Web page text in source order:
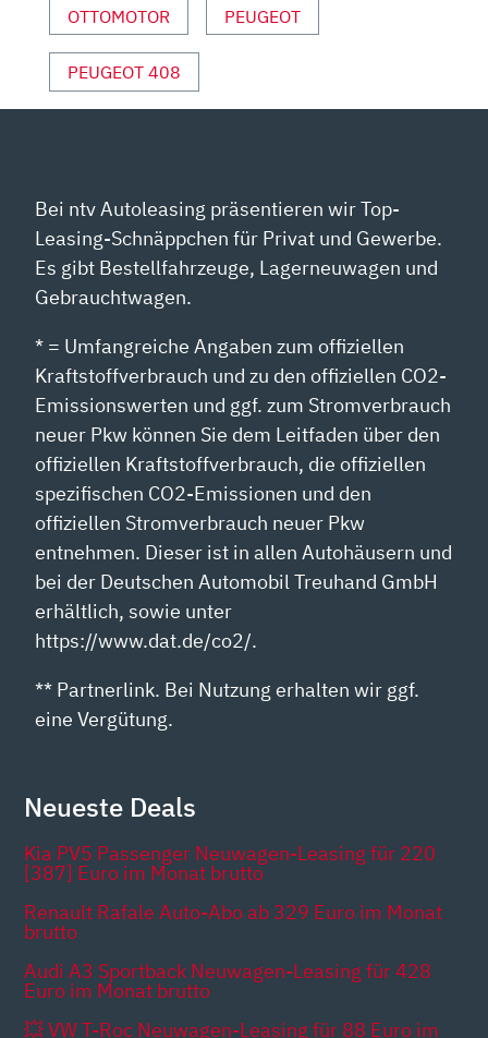
ANZEIGEN
OTTOMOTOR PEUGEOT
PEUGEOT 408
Bei ntv Autoleasing präsentieren wir Top-
Leasing-Schnäppchen für Privat und Gewerbe.
Es gibt Bestellfahrzeuge, Lagerneuwagen und
Gebrauchtwagen.
* = Umfangreiche Angaben zum offiziellen
Kraftstoffverbrauch und zu den offiziellen CO2-
Emissionswerten und ggf. zum Stromverbrauch
neuer Pkw können Sie dem Leitfaden über den
offiziellen Kraftstoffverbrauch, die offiziellen
spezifischen CO2-Emissionen und den
offiziellen Stromverbrauch neuer Pkw
entnehmen. Dieser ist in allen Autohäusern und
bei der Deutschen Automobil Treuhand GmbH
erhältlich, sowie unter
https://www.dat.de/co2/.
** Partnerlink. Bei Nutzung erhalten wir ggf.
eine Vergütung.
Neueste Deals
Kia PV5 Passenger Neuwagen-Leasing für 220
[387] Euro im Monat brutto
Renault Rafale Auto-Abo ab 329 Euro im Monat
brutto
Audi A3 Sportback Neuwagen-Leasing für 428
Euro im Monat brutto
💥 VW T-Roc Neuwagen-Leasing für 88 Euro im